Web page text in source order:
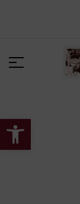
Apri la barra degli strumenti